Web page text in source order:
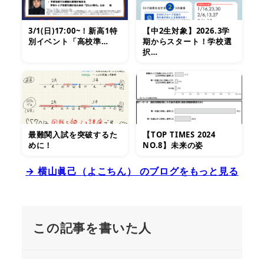
3/1(日)17:00~！新高1特
別イベント「高校準…
【中2生対象】2026.3学
期からスタート！学校選
択…
最難関入試を突破するた
めに！
【TOP TIMES 2024
NO.8】未来の姿
→ 横山眞己（よこちん） のブログをもっと見る
この記事を書いた人